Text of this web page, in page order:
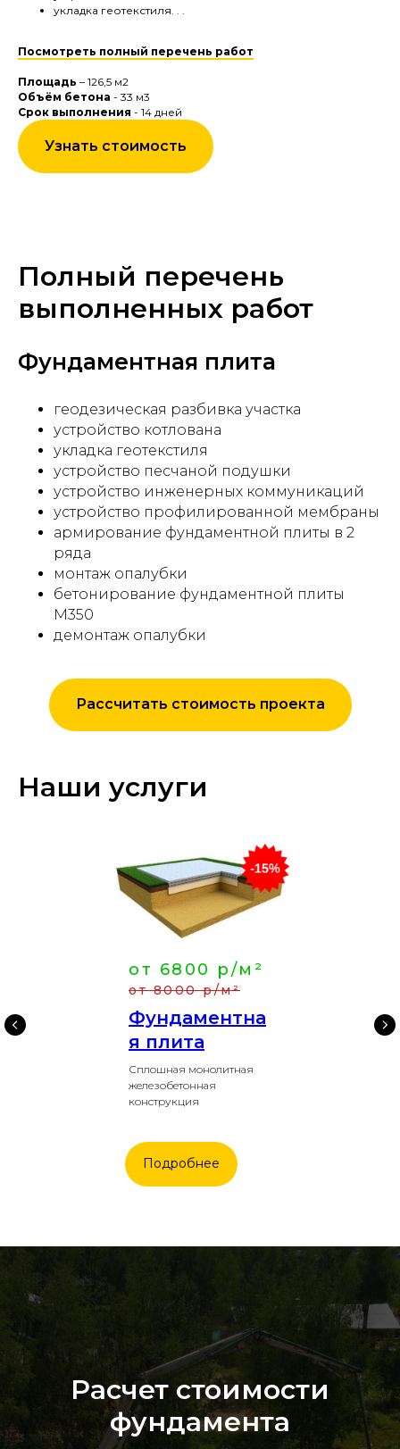
укладка геотекстиля. . .
Посмотреть полный перечень работ
Площадь – 126,5 м2
Объём бетона - 33 м3
Срок выполнения - 14 дней
Узнать стоимость
Полный перечень
выполненных работ
Фундаментная плита
геодезическая разбивка участка
устройство котлована
укладка геотекстиля
устройство песчаной подушки
устройство инженерных коммуникаций
устройство профилированной мембраны
армирование фундаментной плиты в 2
ряда
монтаж опалубки
бетонирование фундаментной плиты
М350
демонтаж опалубки
Рассчитать стоимость проекта
Наши услуги
от 6800 р/м²
от 8000 р/м²
Фундаментна
я плита
Сплошная монолитная
железобетонная
конструкция
Подробнее
Расчет стоимости
фундамента